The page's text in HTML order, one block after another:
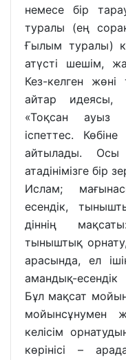
немесе бір
туралы (ең
Ғылым туралы)
атүсті шешім,
Кез-келген жөні
айтар идеясы,
«Тоқсан ауыз
іспеттес.
айтылады.
атадінімізге бір
Ислам;
есендік,
діннің
тыныштық
арасында, ел
амандық-
Бұл мақсат
мойынсұнумен
келісім
көрінісі –